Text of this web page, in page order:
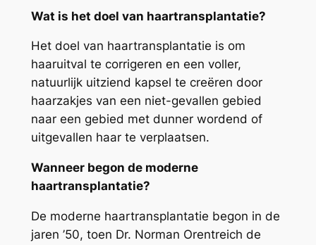
Wat is het doel van haartransplantatie?
Het doel van haartransplantatie is om
haaruitval te corrigeren en een voller,
natuurlijk uitziend kapsel te creëren door
haarzakjes van een niet-gevallen gebied
naar een gebied met dunner wordend of
uitgevallen haar te verplaatsen.
Wanneer begon de moderne
haartransplantatie?
De moderne haartransplantatie begon in de
jaren ’50, toen Dr. Norman Orentreich de